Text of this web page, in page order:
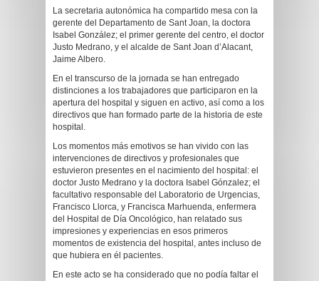
La secretaria autonómica ha compartido mesa con la
gerente del Departamento de Sant Joan, la doctora
Isabel González; el primer gerente del centro, el doctor
Justo Medrano, y el alcalde de Sant Joan d’Alacant,
Jaime Albero.
En el transcurso de la jornada se han entregado
distinciones a los trabajadores que participaron en la
apertura del hospital y siguen en activo, así como a los
directivos que han formado parte de la historia de este
hospital.
Los momentos más emotivos se han vivido con las
intervenciones de directivos y profesionales que
estuvieron presentes en el nacimiento del hospital: el
doctor Justo Medrano y la doctora Isabel Gónzalez; el
facultativo responsable del Laboratorio de Urgencias,
Francisco Llorca, y Francisca Marhuenda, enfermera
del Hospital de Día Oncológico, han relatado sus
impresiones y experiencias en esos primeros
momentos de existencia del hospital, antes incluso de
que hubiera en él pacientes.
En este acto se ha considerado que no podía faltar el